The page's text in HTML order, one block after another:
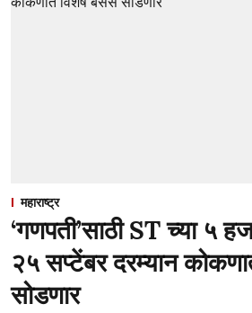
महाराष्ट्र
‘गणपती’साठी ST च्या ५
२५ सप्टेंबर दरम्यान
सोडणार